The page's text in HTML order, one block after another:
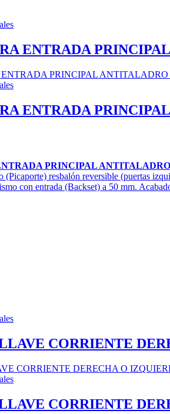
ENTRADA
ENTRADA
PRINCIPAL
(Picaporte) resbalón reversible (puertas
con entrada (Backset) a 50 mm.
CORRIENTE
CORRIENTE